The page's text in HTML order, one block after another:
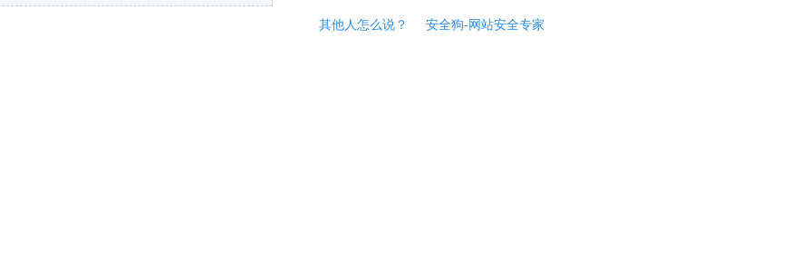
其他人怎么说？ 安全狗-网站安全专家